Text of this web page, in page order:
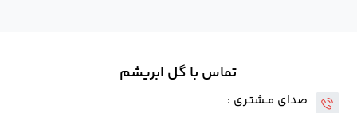
تماس با گل ابریشم
صدای مــشتـری :